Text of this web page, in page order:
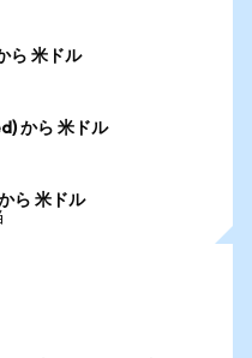
ら 米ドル
から 米ドル
ら 米ドル